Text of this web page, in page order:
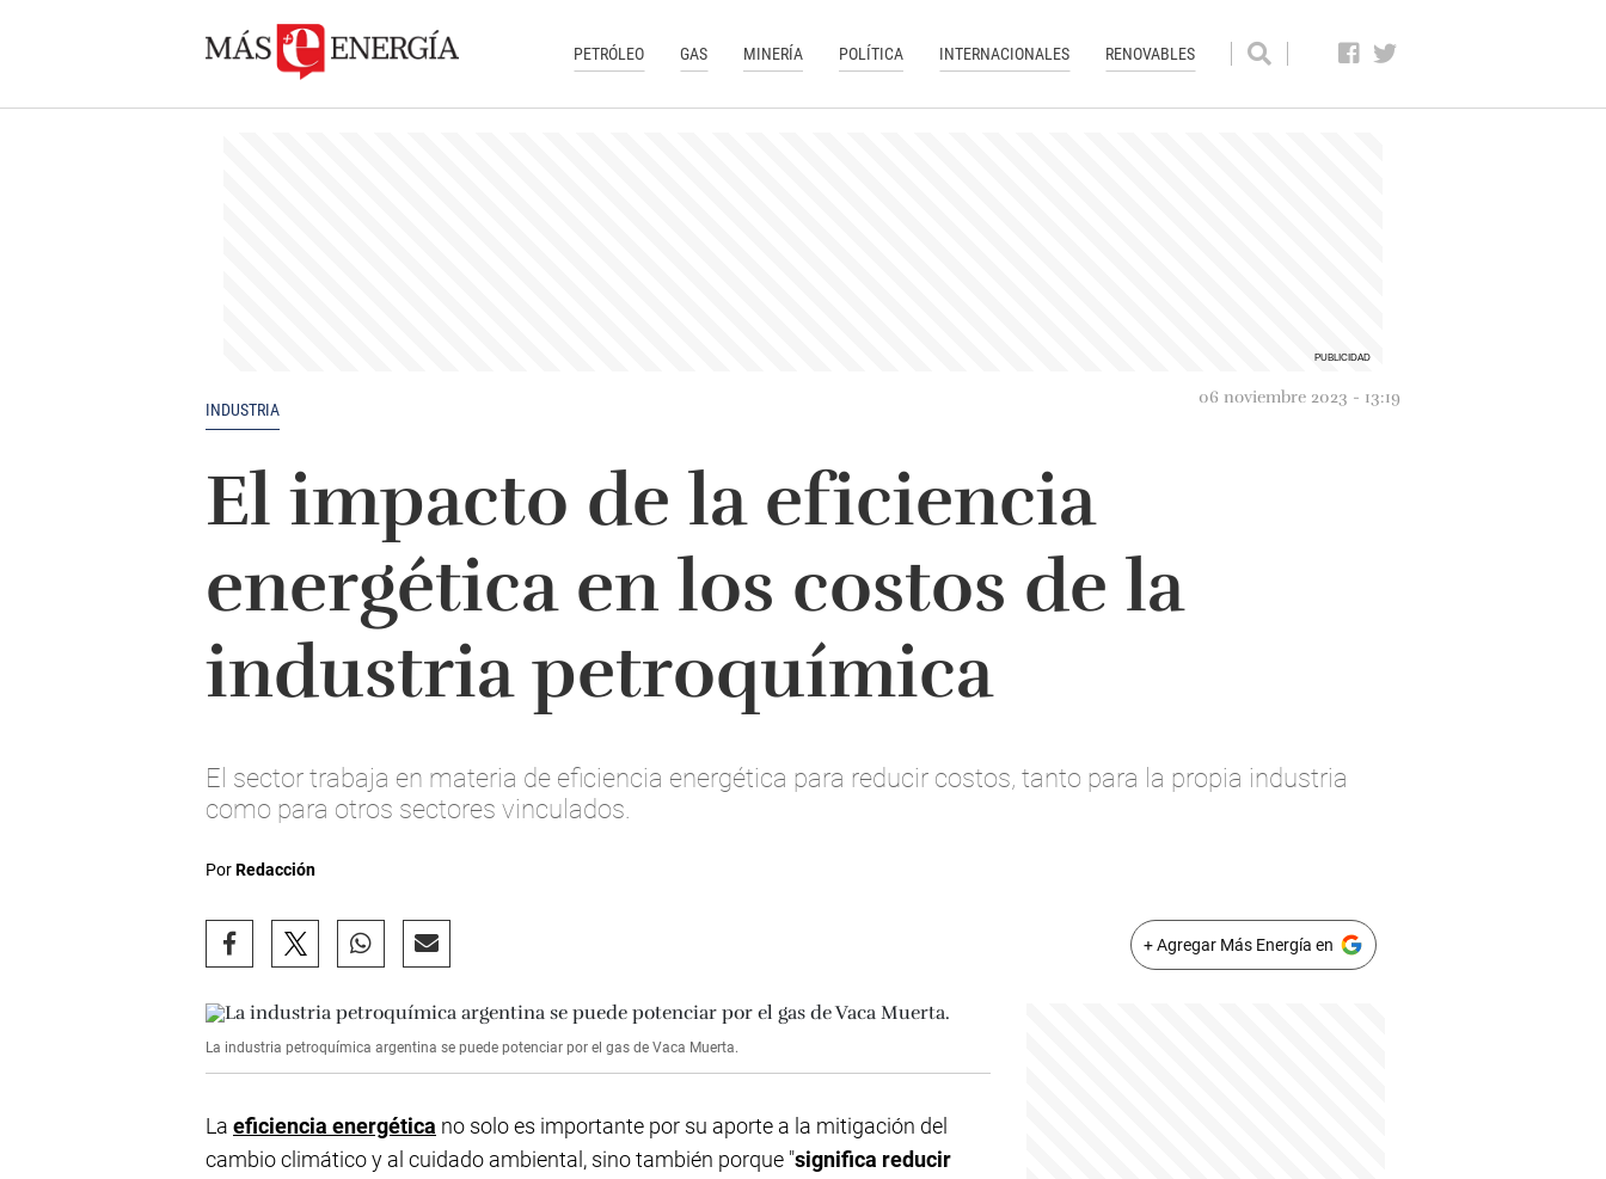
PETRÓLEO GAS MINERÍA POLÍTICA INTERNACIONALES RENOVABLES
INDUSTRIA
06 noviembre 2023 - 13:19
El impacto de la eficiencia
energética en los costos de la
industria petroquímica
El sector trabaja en materia de eficiencia energética para reducir costos, tanto para la propia industria
como para otros sectores vinculados.
PorRedacción
+ Agregar Más Energía en
La industria petroquímica argentina se puede potenciar por el gas de Vaca Muerta.
La eficiencia energética no solo es importante por su aporte a la mitigación del
cambio climático y al cuidado ambiental, sino también porque "significa reducir